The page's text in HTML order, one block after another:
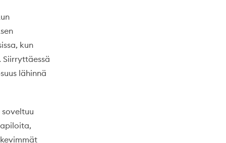
kun
Siirryttäessä
lähinnä
soveltuu